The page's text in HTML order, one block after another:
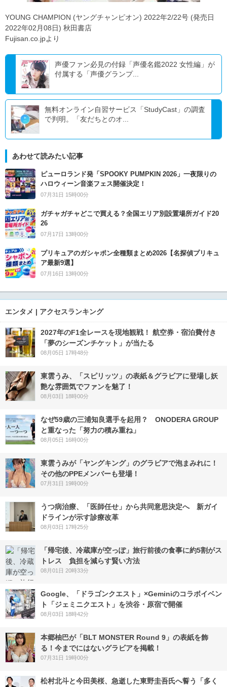
YOUNG CHAMPION (ヤングチャンピオン) 2022年2/22号 (発売日
2022年02月08日) 秋田書店
Fujisan.co.jpより
声優ファン必見の付録「声優名鑑2022 女性編」が
付属する「声優グランプ...
無料オンライン自習サービス「StudyCast」の調査
で判明。「友だちとのオ...
あわせて読みたい記事
ピューロランド発「SPOOKY PUMPKIN 2026」一夜限りの
ハロウィーン音楽フェス開催決定！
07月31日 15時00分
ガチャガチャどこで買える？全国エリア別設置場所ガイド20
26
07月17日 13時00分
プリキュアのガシャポン全種類まとめ2026【名探偵プリキュ
ア最新9選】
07月16日 13時00分
エンタメ | アクセスランキング
2027年のF1全レースを現地観戦！ 航空券・宿泊費付き
「夢のシーズンチケット」が当たる
08月05日 17時48分
東雲うみ、「スピリッツ」の表紙＆グラビアに登場し妖
艶な雰囲気でファンを魅了！
08月03日 18時00分
なぜ59歳の三浦知良選手を起用？ ONODERA GROUP
と重なった「努力の積み重ね」
08月05日 16時00分
東雲うみが「ヤングキング」のグラビアで泡まみれに！
その他のPPEメンバーも登場！
07月31日 19時00分
うつ病治療、「医師任せ」から共同意思決定へ 新ガイ
ドラインが示す診療改革
08月03日 17時25分
「帰宅後、冷蔵庫が空っぽ」旅行前後の食事に約5割がス
トレス 負担を減らす賢い方法
08月01日 20時33分
Google、「ドラゴンクエスト」×Geminiのコラボイベン
ト「ジェミニクエスト」を渋谷・原宿で開催
08月03日 18時42分
本郷柚巴が「BLT MONSTER Round 9」の表紙を飾
る！今までにはないグラビアを掲載！
07月31日 19時00分
松村北斗と今田美桜、急逝した東野圭吾氏へ誓う「多く